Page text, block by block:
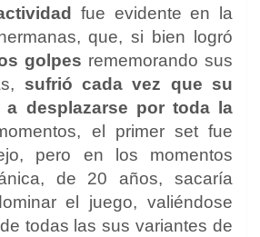
fue evidente en la
que, si bien logró
golpes rememorando sus
sufrió cada vez que su
desplazarse por toda la
el primer set fue
pero en los momentos
de 20 años, sacaría
el juego, valiéndose
todas las sus variantes de